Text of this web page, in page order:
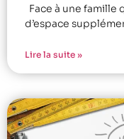
Face à une famille
d’espace
Lire la suite »